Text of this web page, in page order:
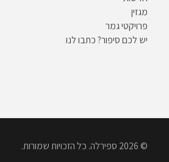
מגזין
פרויקטי גמר
יש לכם סיפור? כתבו לנו
© 2026 ספירלה. כל הזכויות שמורות.